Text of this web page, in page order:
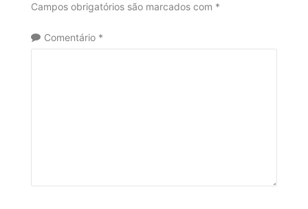
Campos obrigatórios são marcados com *
Comentário *